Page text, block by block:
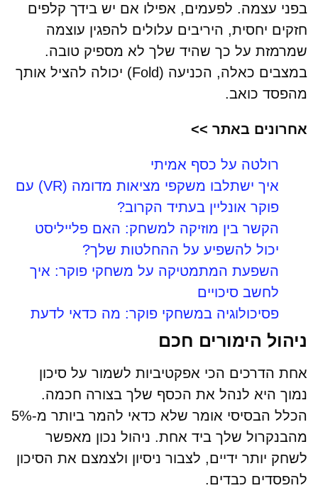
בפני עצמה. לפעמים, אפילו אם יש בידך קלפים
חזקים יחסית, היריבים עלולים להפגין עוצמה
שמרמזת על כך שהיד שלך לא מספיק טובה.
במצבים כאלה, הכניעה (Fold) יכולה להציל אותך
מהפסד כואב.
אחרונים באתר >>
רולטה על כסף אמיתי
איך ישתלבו משקפי מציאות מדומה (VR) עם
פוקר אונליין בעתיד הקרוב?
הקשר בין מוזיקה למשחק: האם פלייליסט
יכול להשפיע על ההחלטות שלך?
השפעת המתמטיקה על משחקי פוקר: איך
לחשב סיכויים
פסיכולוגיה במשחקי פוקר: מה כדאי לדעת
ניהול הימורים חכם
אחת הדרכים הכי אפקטיביות לשמור על סיכון
נמוך היא לנהל את הכסף שלך בצורה חכמה.
הכלל הבסיסי אומר שלא כדאי להמר ביותר מ-5%
מהבנקרול שלך ביד אחת. ניהול נכון מאפשר
לשחק יותר ידיים, לצבור ניסיון ולצמצם את הסיכון
להפסדים כבדים.